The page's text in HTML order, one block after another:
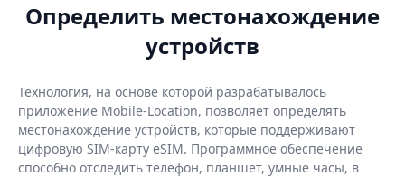
Определить местонахождение
устройств
Технология, на основе которой разрабатывалось
приложение Mobile-Location, позволяет определять
местонахождение устройств, которые поддерживают
цифровую SIM-карту eSIM. Программное обеспечение
способно отследить телефон, планшет, умные часы, в